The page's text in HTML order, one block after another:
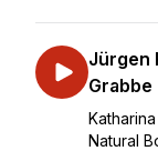
Jürgen
Grabbe
Natural